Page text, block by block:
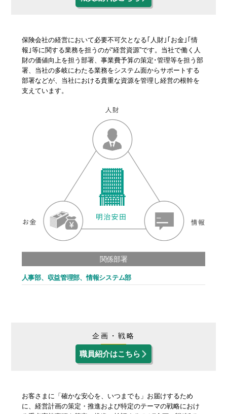
保険会社の経営において必要不可欠となる｢人財｣｢お金｣｢情
報｣等に関する業務を担うのが“経営資源”です。当社で働く人
財の価値向上を担う部署、事業費予算の策定･管理等を担う部
署、当社の多岐にわたる業務をシステム面からサポートする
部署などが、当社における貴重な資源を管理し経営の根幹を
支えています。
関係部署
人事部、収益管理部、情報システム部
企画・戦略
職員紹介はこちら
お客さまに「確かな安心を、いつまでも」お届けするため
に、経営計画の策定・推進および特定のテーマの戦略におけ